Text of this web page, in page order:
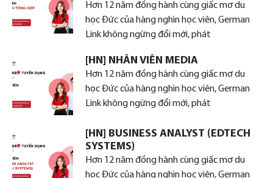
Hơn 12 năm đồng hành cùng giấc mơ du
học Đức của hàng nghìn học viên, German
Link không ngừng đổi mới, phát
[HN] NHÂN VIÊN MEDIA
Hơn 12 năm đồng hành cùng giấc mơ du
học Đức của hàng nghìn học viên, German
Link không ngừng đổi mới, phát
[HN] BUSINESS ANALYST (EDTECH
SYSTEMS)
Hơn 12 năm đồng hành cùng giấc mơ du
học Đức của hàng nghìn học viên, German